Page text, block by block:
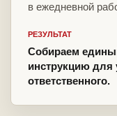
в ежедневной
РЕЗУЛЬТАТ
Собираем
инструкцию
ответственного.